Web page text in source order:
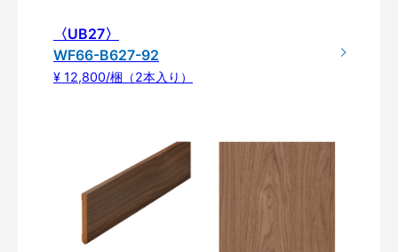
〈UB27〉
WF66-B627-92
¥ 12,800/梱（2本入り）